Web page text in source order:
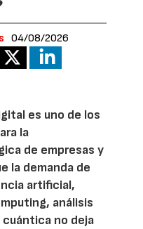
04/08/2026
es uno de los
la
de empresas y
la demanda de
artificial,
análisis
no deja